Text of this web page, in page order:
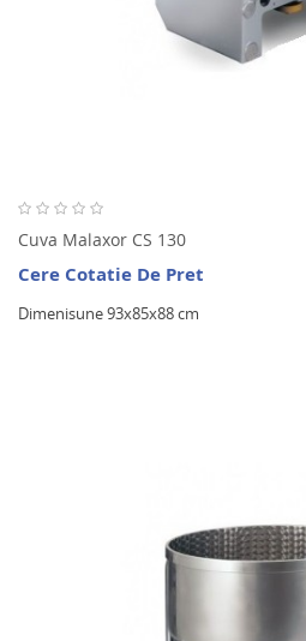
Cuva Malaxor CS 130
Cere Cotatie De Pret
Dimenisune 93x85x88 cm